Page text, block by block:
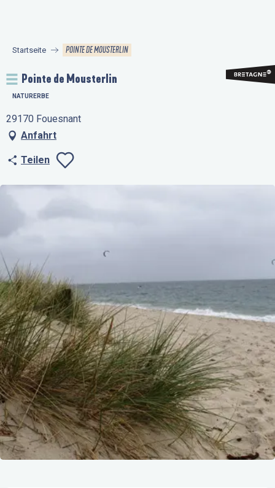
principal
Startseite POINTE DE MOUSTERLIN
Pointe de Mousterlin
NATURERBE
29170 Fouesnant
Anfahrt
Teilen
Ajouter aux